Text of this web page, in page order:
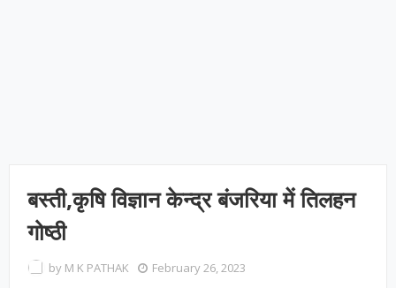
बस्ती,कृषि विज्ञान केन्द्र बंजरिया में तिलहन
गोष्ठी
by M K PATHAK February 26, 2023